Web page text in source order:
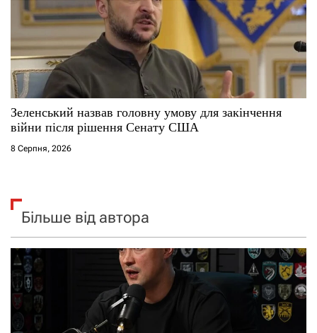
Зеленський назвав головну умову для закінчення
війни після рішення Сенату США
8 Серпня, 2026
Більше від автора